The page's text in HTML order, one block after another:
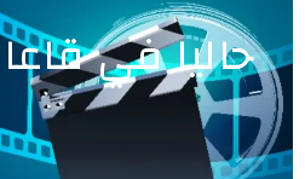
حاليا في